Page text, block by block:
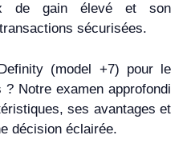
de gain élevé et son
sécurisées.
(model +7) pour le
Notre examen approfondi
ses avantages et
décision éclairée.